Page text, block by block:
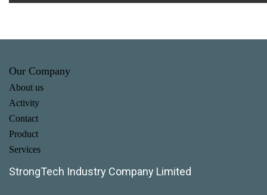
Our Company
About us
Activity
Contact
Product
Services
StrongTech Industry Company Limited